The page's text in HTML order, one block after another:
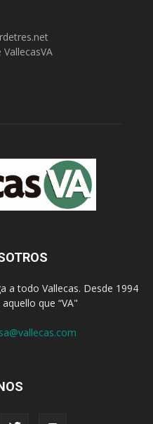
VallecasVA
a todo Vallecas. Desde 1994
que “VA"